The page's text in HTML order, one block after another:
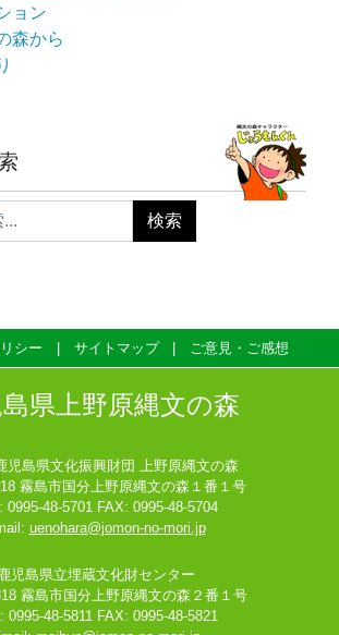
ョン
森から
シー サイトマップ ご意見・ご感想
県上野原縄文の森
児島県文化振興財団 上野原縄文の森
霧島市国分上野原縄文の森１番１号
0995-48-5701 FAX: 0995-48-5704
uenohara@jomon-no-mori.jp
児島県立埋蔵文化財センター
霧島市国分上野原縄文の森２番１号
0995-48-5811 FAX: 0995-48-5821